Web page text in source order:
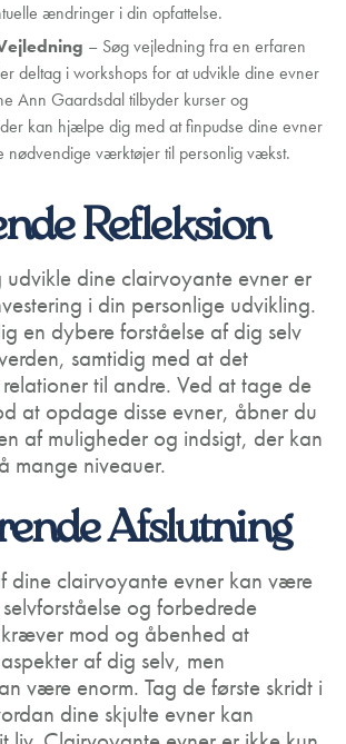
ændringer i din opfattelse.
– Søg vejledning fra en erfaren
deltag i workshops for at udvikle dine evner
Ann Gaardsdal tilbyder kurser og
kan hjælpe dig med at finpudse dine evner
nødvendige værktøjer til personlig vækst.
Refleksion
dine clairvoyante evner er
i din personlige udvikling.
en dybere forståelse af dig selv
samtidig med at det
til andre. Ved at tage de
at opdage disse evner, åbner du
af muligheder og indsigt, der kan
mange niveauer.
Afslutning
dine clairvoyante evner kan være
og forbedrede
mod og åbenhed at
af dig selv, men
være enorm. Tag de første skridt i
dine skjulte evner kan